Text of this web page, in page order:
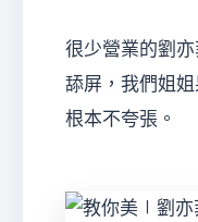
很少營業的劉
舔屏，我們姐
根本不夸張。